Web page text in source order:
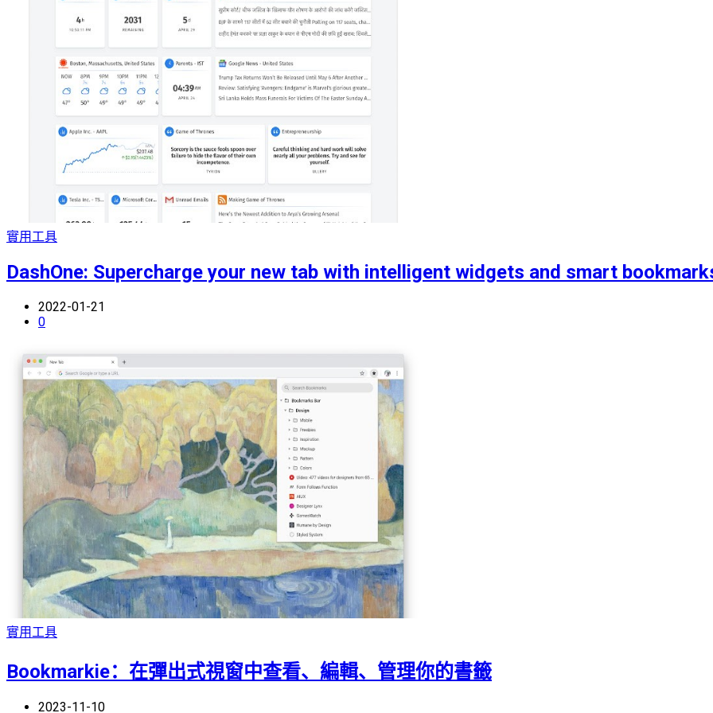
實用工具
DashOne: Supercharge your new tab with intelligent widgets and smart
2022-01-21
0
實用工具
Bookmarkie：在彈出式視窗中查看、編輯、管理你的書籤
2023-11-10